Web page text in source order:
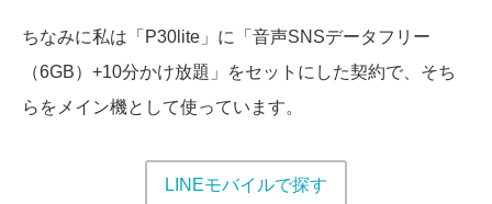
ちなみに私は「P30lite」に「音声SNSデータフリー
（6GB）+10分かけ放題」をセットにした契約で、そち
らをメイン機として使っています。
LINEモバイルで探す